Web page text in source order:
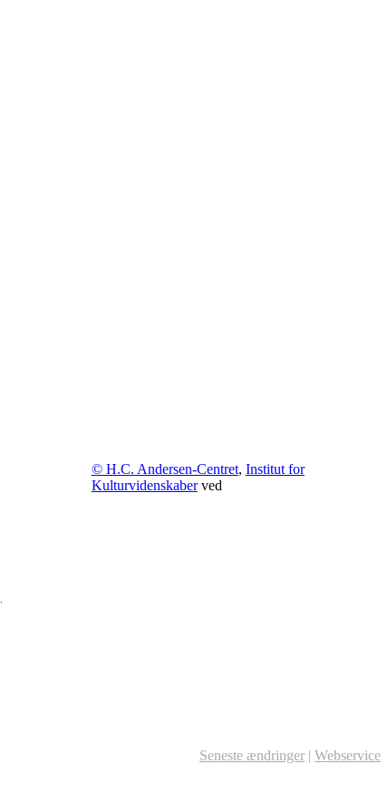
© H.C. Andersen-Centret, Institut for
Kulturvidenskaberved
Seneste ændringer | Webservice